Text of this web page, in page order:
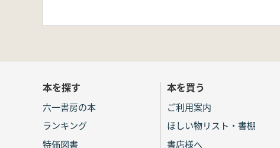
本を探す
六一書房の本
ランキング
特価図書
本を買う
ご利用案内
ほしい物リスト・書棚
書店様へ